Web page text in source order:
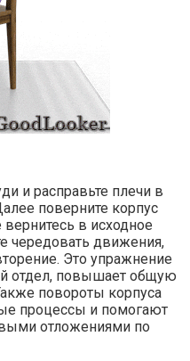
и расправьте плечи в
поверните корпус
в исходное
чередовать движения,
Это упражнение
отдел, повышает общую
повороты корпуса
процессы и помогают
отложениями по